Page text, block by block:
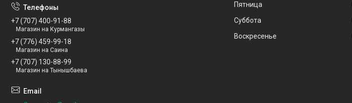
+7 (707) 400-91-88
Магазин на Курмангазы
+7 (776) 459-99-18
Магазин на Саина
+7 (707) 130-88-99
Магазин на Тынышбаева
Пятница
Суббота
Воскресенье